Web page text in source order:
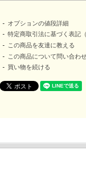
オプションの値段詳細
特定商取引法に基づく表記（
この商品を友達に教える
この商品について問い合わ
買い物を続ける